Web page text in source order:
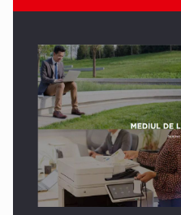
Producatorii si comerciantii
reglementari…